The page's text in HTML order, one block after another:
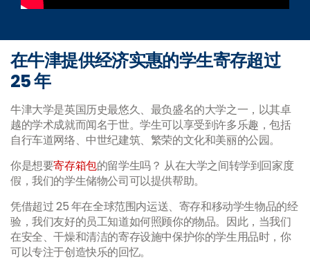
在牛津提供经济实惠的学生寄存超过
25 年
牛津大学是英国历史最悠久、最负盛名的大学之一，以其卓
越的学术成就而闻名于世。学生可以享受到许多乐趣，包括
自行车道网络、中世纪建筑、繁荣的文化和美丽的公园。
你是想要寄存箱包的留学生吗？ 从在大学之间转学到回家度
假，我们的学生储物公司可以提供帮助。
凭借超过 25 年在全球范围内运送、寄存和移动学生物品的经
验，我们友好的员工知道如何照顾你的物品。因此，当我们
在安全、干燥和清洁的寄存设施中保护你的学生用品时，你
可以专注于创造快乐的回忆。